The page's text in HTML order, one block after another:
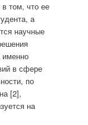
в том, что ее
а
научные
именно
в сфере
по
[2],
на